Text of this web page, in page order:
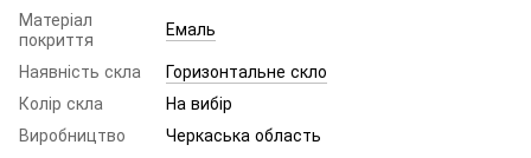
Матеріал
покриття
Емаль
Наявність скла
Горизонтальне скло
Колір скла
На вибір
Виробництво
Черкаська область